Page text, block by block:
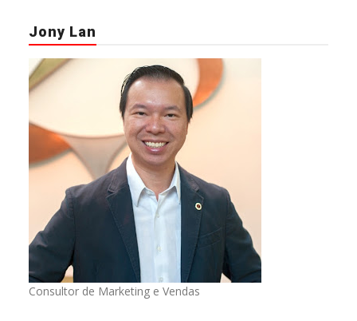
Jony Lan
Consultor de Marketing e Vendas